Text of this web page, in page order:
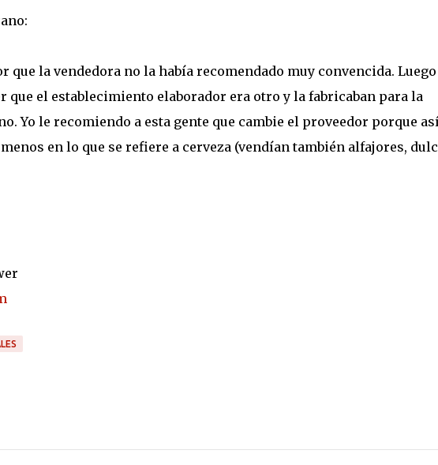
que la vendedora no la había recomendado muy convencida. Luego
que el establecimiento elaborador era otro y la fabricaban para la
Yo le recomiendo a esta gente que cambie el proveedor porque
en lo que se refiere a cerveza (vendían también alfajores,